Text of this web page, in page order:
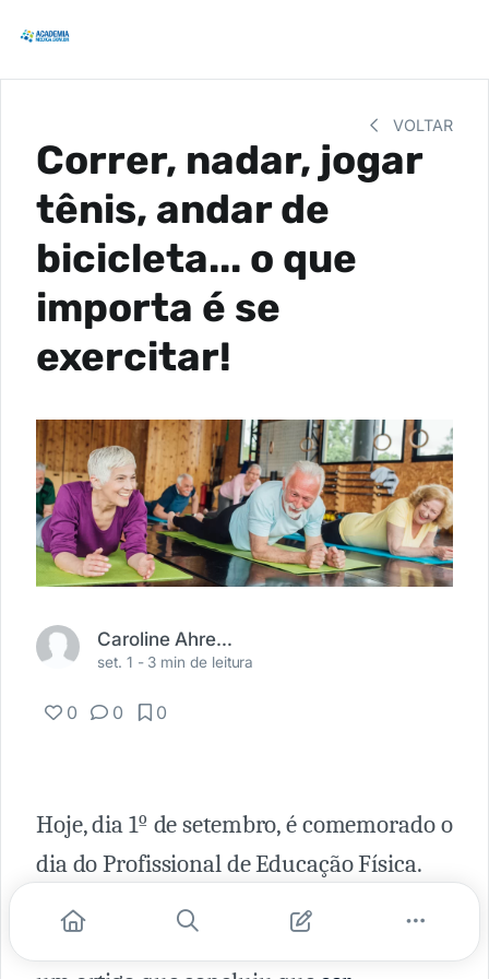
VOLTAR
Correr, nadar, jogar
tênis, andar de
bicicleta... o que
importa é se
exercitar!
Caroline Ahrens Ortolan
set. 1 - 3 min de leitura
0 0 0
Hoje, dia 1º de setembro, é comemorado o
dia do Profissional de Educação Física.
Coincidentemente, na semana passada o